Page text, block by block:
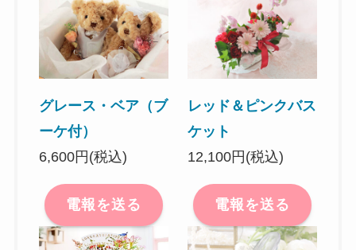
グレース・ベア（ブ
ーケ付）
6,600円(税込)
電報を送る
レッド＆ピンクバス
ケット
12,100円(税込)
電報を送る